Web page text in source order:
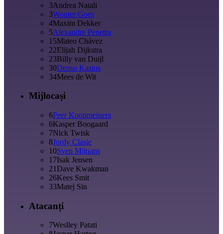
3Andrea Natali
3Wouter Goes
4Maxim Dekker
5Alexandre Penetra
15Mateo Chávez
22Elijah Dijkstra
23Billy van Duijl
30Denso Kasius
34Mees de Wit
Mijlocași
6Peer Koopmeiners
6Kasper Boogaard
7Nick Twisk
8Jordy Clasie
10Sven Mijnans
17Isak Jensen
21Dave Kwakman
26Kees Smit
33Matej Sin
Atacanți
7Weslley Patati